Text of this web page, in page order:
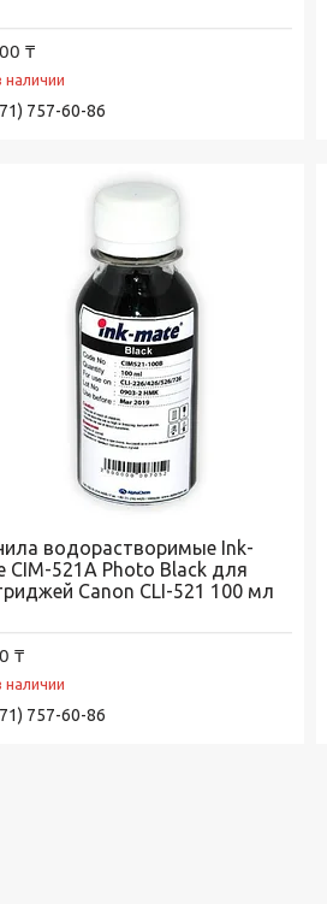
₸
наличии
757-60-86
водорастворимые Ink-
CIM-521A Photo Black для
Canon CLI-521 100 мл
₸
наличии
757-60-86